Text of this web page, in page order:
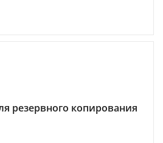
резервного копирования